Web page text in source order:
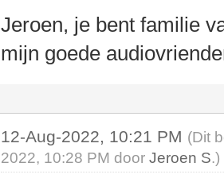
Jeroen, je bent familie
mijn goede
12-Aug-2022, 10:21 PM (Dit
2022, 10:28 PM doorJeroen S.)